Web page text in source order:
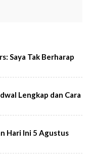
Saya Tak Berharap
Lengkap dan Cara
Hari Ini 5 Agustus